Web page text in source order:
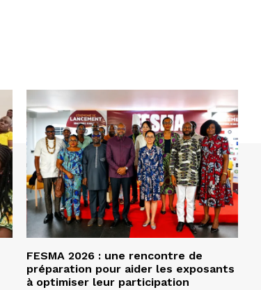
FESMA 2026 : une rencontre de
préparation pour aider les exposants
à optimiser leur participation